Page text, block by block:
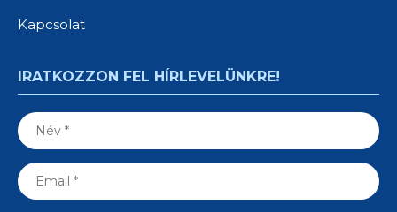
Kapcsolat
IRATKOZZON FEL HÍRLEVELÜNKRE!